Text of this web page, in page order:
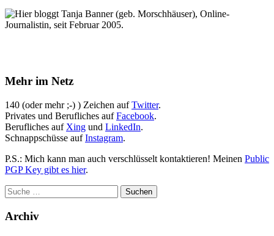
Hier bloggt Tanja Banner (geb. Morschhäuser), Online-
Journalistin, seit Februar 2005.
Mehr im Netz
140 (oder mehr ;-) ) Zeichen aufTwitter.
Privates und Berufliches aufFacebook.
Berufliches auf Xing und LinkedIn.
Schnappschüsse aufInstagram.
P.S.: Mich kann man auch verschlüsselt kontaktieren! Meinen Public
PGP Key gibt es hier.
Archiv